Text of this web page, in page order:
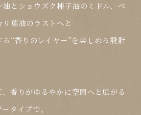
とショウズク種子油のミドル、ベ
葉油のラストへと
“香りのレイヤー”を楽しめる設計
香りがゆるやかに空間へと広がる
タイプで、